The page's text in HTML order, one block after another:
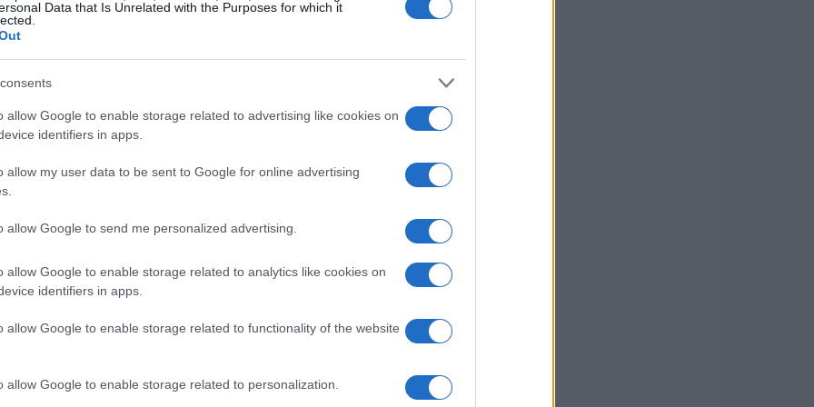
Data that Is Unrelated with the Purposes for which it
allow Google to enable storage related to advertising like cookies on
identifiers in apps.
allow my user data to be sent to Google for online advertising
allow Google to send me personalized advertising.
allow Google to enable storage related to analytics like cookies on
identifiers in apps.
allow Google to enable storage related to functionality of the website
allow Google to enable storage related to personalization.
a brillare nel panorama televisivo e
della serie, ha intrapreso una carriera musicale e
Altri membri del cast, come Omar Epps e Olivia
e film. Epps, ad esempio, è diventato un volto
, mentre Wilde ha diretto e prodotto film di successo,